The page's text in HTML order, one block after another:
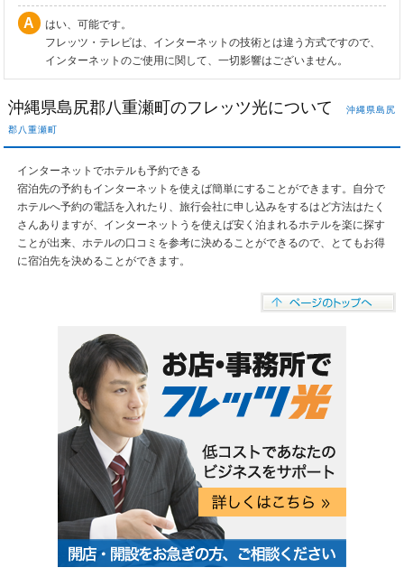
はい、可能です。
フレッツ・テレビは、インターネットの技術とは違う方式ですので、
インターネットのご使用に関して、一切影響はございません。
沖縄県島尻郡八重瀬町のフレッツ光について
沖縄県島尻
郡八重瀬町
インターネットでホテルも予約できる
宿泊先の予約もインターネットを使えば簡単にすることができます。自分で
ホテルへ予約の電話を入れたり、旅行会社に申し込みをするはど方法はたく
さんありますが、インターネットうを使えば安く泊まれるホテルを楽に探す
ことが出来、ホテルの口コミを参考に決めることができるので、とてもお得
に宿泊先を決めることができます。